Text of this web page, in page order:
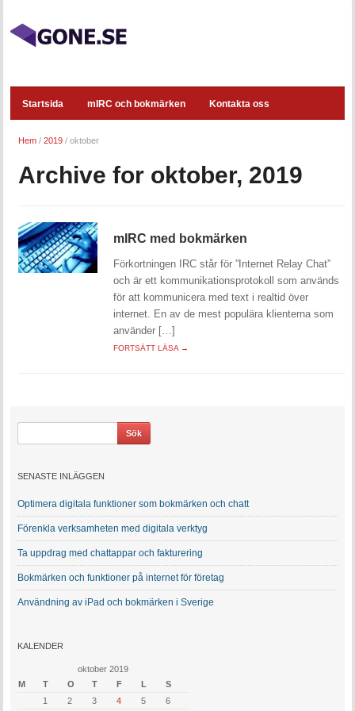
Startsida mIRC och bokmärken Kontakta oss
Hem /2019 /oktober
Archive for oktober, 2019
mIRC med bokmärken
Förkortningen IRC står för ”Internet Relay Chat”
och är ett kommunikationsprotokoll som används
för att kommunicera med text i realtid över
internet. En av de mest populära klienterna som
använder […]
FORTSÄTT LÄSA →
SENASTE INLÄGGEN
Optimera digitala funktioner som bokmärken och chatt
Förenkla verksamheten med digitala verktyg
Ta uppdrag med chattappar och fakturering
Bokmärken och funktioner på internet för företag
Användning av iPad och bokmärken i Sverige
KALENDER
oktober 2019
M
T O T F L
S
1
2 3 4 5 6